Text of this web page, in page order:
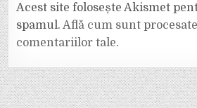
Acest site folosește Akismet
spamul.Află cum sunt
comentariilor tale.